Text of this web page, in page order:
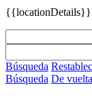
{{locationDetails}}
Búsqueda
Búsqueda De vuelta